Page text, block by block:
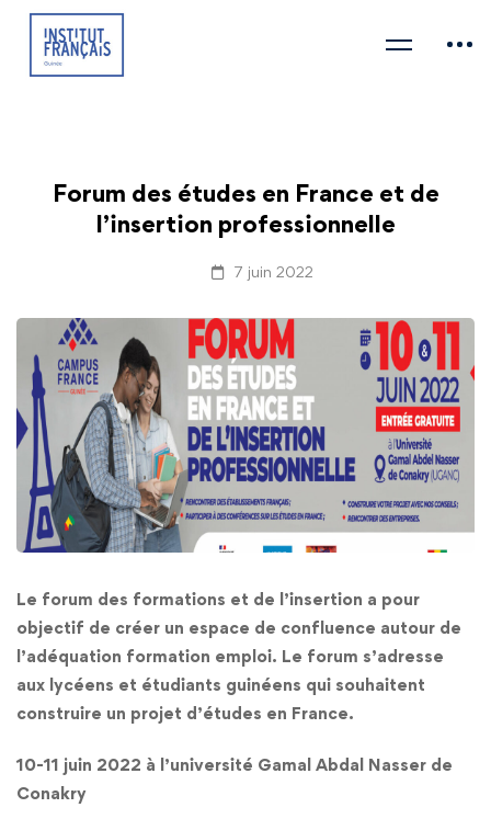
Forum des études en France et de
l’insertion professionnelle
7 juin 2022
Le forum des formations et de l’insertion a pour
objectif de créer un espace de confluence autour de
l’adéquation formation emploi. Le forum s’adresse
aux lycéens et étudiants guinéens qui souhaitent
construire un projet d’études en France.
10-11 juin 2022 à l’université Gamal Abdal Nasser de
Conakry